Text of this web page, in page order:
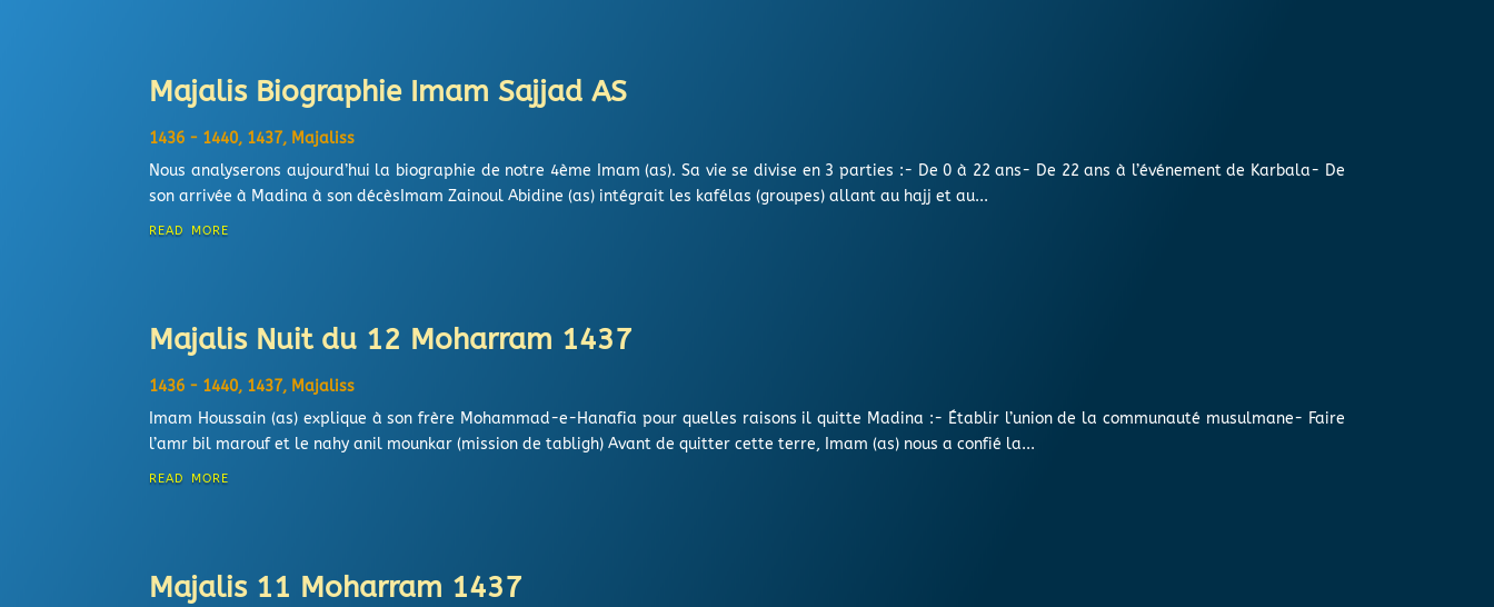
Majalis Biographie Imam Sajjad AS
1436 - 1440, 1437, Majaliss
Nous analyserons aujourd’hui la biographie de notre 4ème Imam (as). Sa vie se divise en 3 parties :- De 0 à 22 ans- De 22 ans à l’événement de Karbala- De
son arrivée à Madina à son décèsImam Zainoul Abidine (as) intégrait les kafélas (groupes) allant au hajj et au...
read more
Majalis Nuit du 12 Moharram 1437
1436 - 1440, 1437, Majaliss
Imam Houssain (as) explique à son frère Mohammad-e-Hanafia pour quelles raisons il quitte Madina :- Établir l’union de la communauté musulmane- Faire
l’amr bil marouf et le nahy anil mounkar (mission de tabligh) Avant de quitter cette terre, Imam (as) nous a confié la...
read more
Majalis 11 Moharram 1437